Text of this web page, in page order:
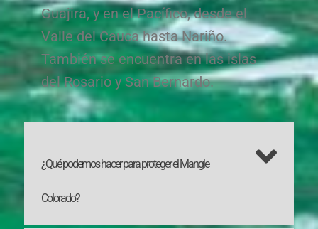
Guajira, y en el Pacífico, desde el
Valle del Cauca hasta Nariño.
También se encuentra en las islas
del Rosario y San Bernardo.
¿Qué podemos hacer para proteger el Mangle
Colorado?